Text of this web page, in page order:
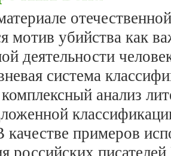
мотив убийства как
деятельности
система
анализ
качестве примеров